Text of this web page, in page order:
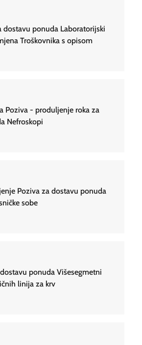
dostavu ponuda Laboratorijski
Troškovnika s opisom
Poziva - produljenje roka za
Nefroskopi
Poziva za dostavu ponuda
sobe
dostavu ponuda Višesegmetni
linija za krv